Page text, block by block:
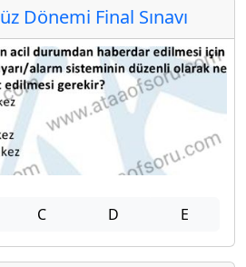
Dönemi Final Sınavı
C D E